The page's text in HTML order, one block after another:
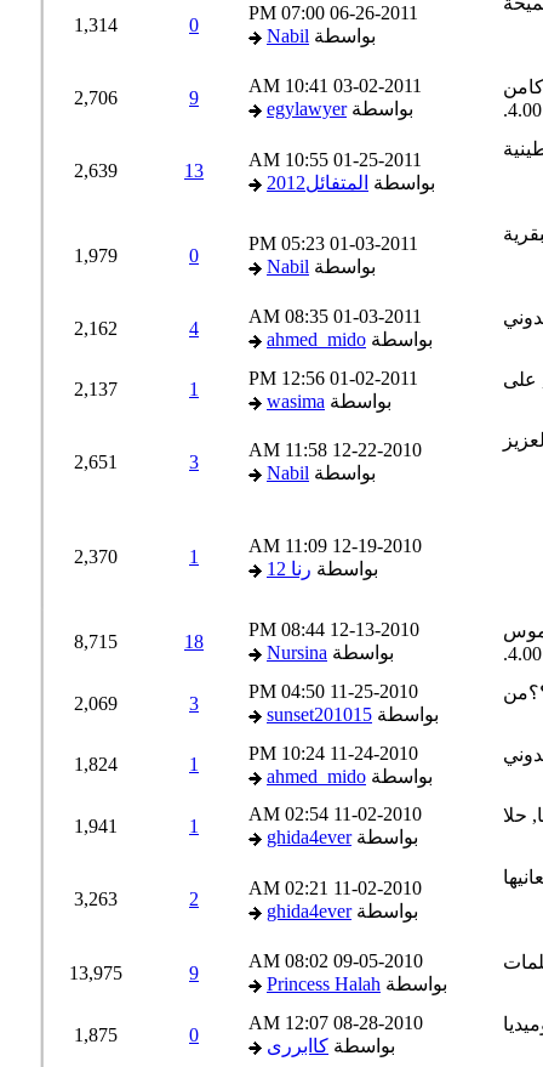
06-26-2011
07:00 PM
بواسطةNabil
1,314
03-02-2011
10:41 AM
بواسطةegylawyer
2,706
01-25-2011
10:55 AM
بواسطةالمتفائل2012
13
2,639
01-03-2011
05:23 PM
بواسطةNabil
1,979
01-03-2011
08:35 AM
بواسطةahmed_mido
2,162
01-02-2011
12:56 PM
بواسطةwasima
2,137
12-22-2010
11:58 AM
بواسطةNabil
2,651
12-19-2010
11:09 AM
بواسطةرنا 12
2,370
12-13-2010
08:44 PM
بواسطةNursina
18
8,715
11-25-2010
04:50 PM
بواسطةsunset201015
2,069
11-24-2010
10:24 PM
بواسطةahmed_mido
1,824
11-02-2010
02:54 AM
بواسطةghida4ever
1,941
11-02-2010
02:21 AM
بواسطةghida4ever
3,263
09-05-2010
08:02 AM
بواسطةPrincess Halah
13,975
08-28-2010
12:07 AM
بواسطةكاابررى
1,875